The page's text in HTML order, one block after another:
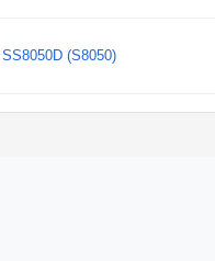
(S8050)